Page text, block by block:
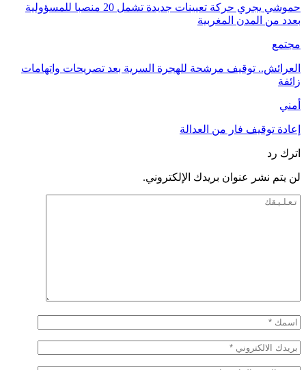
حموشي يجري حركة تعيينات جديدة تشمل 20 منصبا للمسؤولية
بعدد من المدن المغربية
مجتمع
العرائش.. توقيف مرشحة للهجرة السرية بعد تصريحات واتهامات
زائفة
أمني
إعادة توقيف فار من العدالة
اترك رد
لن يتم نشر عنوان بريدك الإلكتروني.